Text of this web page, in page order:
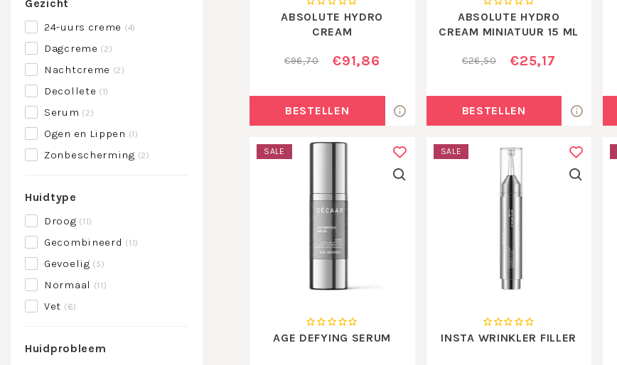
Gezicht
24-uurs creme (4)
Dagcreme (2)
Nachtcreme (2)
Decollete (1)
Serum (2)
Ogen en Lippen (1)
Zonbescherming (2)
Huidtype
Droog (11)
Gecombineerd (11)
Gevoelig (5)
Normaal (11)
Vet (6)
Huidprobleem
ABSOLUTE HYDRO
CREAM
€96,70 €91,86
BESTELLEN
ABSOLUTE HYDRO
CREAM MINIATUUR 15 ML
€26,50 €25,17
BESTELLEN
SALE
AGE DEFYING SERUM
SALE
INSTA WRINKLER FILLER